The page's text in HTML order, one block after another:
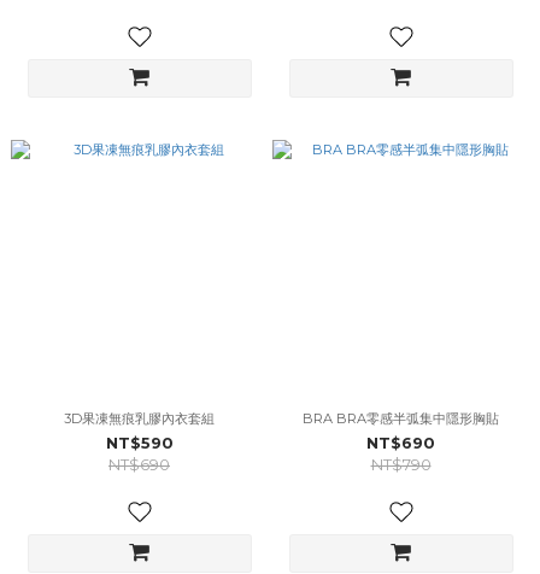
3D果凍無痕乳膠內衣套組
NT$590
NT$690
BRA BRA零感半弧集中隱形胸貼
NT$690
NT$790